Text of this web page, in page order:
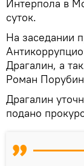
Интерпола в
суток.
На заседании
Драгалин, а
Роман
Драгалин
подано